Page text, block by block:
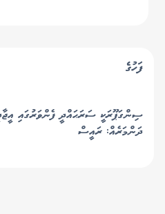
ފަހުގެ
ސިންގަޕޫރަކީ ސަރަޙައްދީ ފެންވަރުގައި
ދަންމަރެއް: ރައީސް